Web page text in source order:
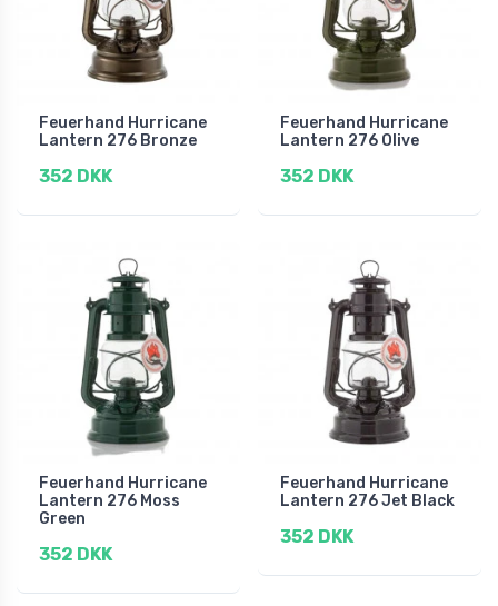
Feuerhand Hurricane
Lantern 276 Bronze
352 DKK
Feuerhand Hurricane
Lantern 276 Olive
352 DKK
Feuerhand Hurricane
Lantern 276 Moss
Green
352 DKK
Feuerhand Hurricane
Lantern 276 Jet Black
352 DKK